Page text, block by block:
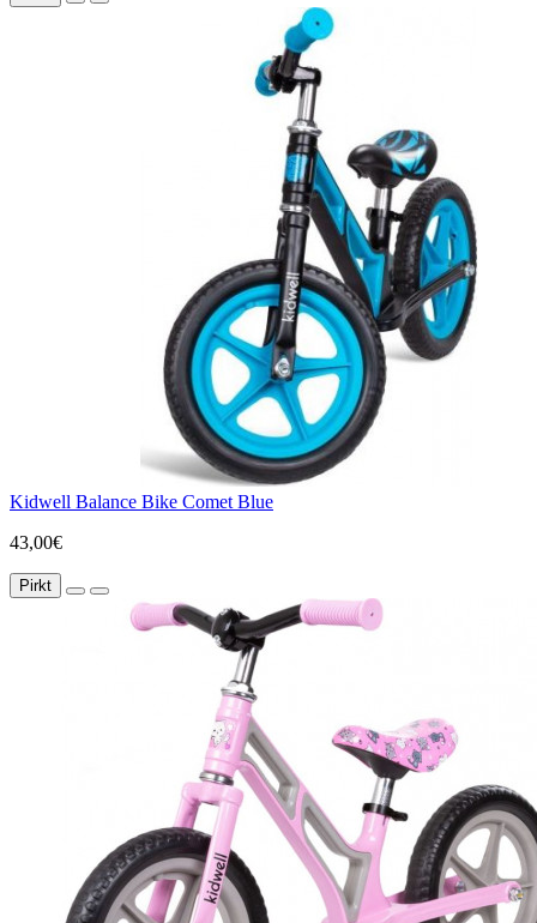
Kidwell Balance Bike Comet Blue
43,00€
Pirkt